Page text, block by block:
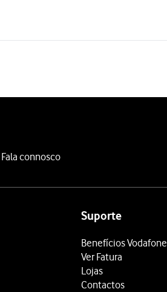
Fala connosco
Suporte
Benefícios Vodafone
Ver Fatura
Lojas
Contactos